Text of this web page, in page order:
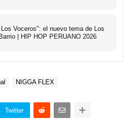
Voceros": el nuevo tema de Los
| HIP HOP PERUANO 2026
NIGGA FLEX
Twitter